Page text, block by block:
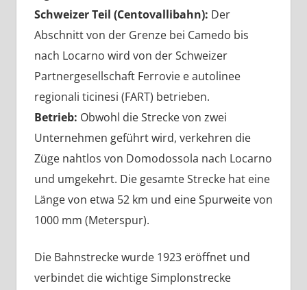
Schweizer Teil (Centovallibahn): Der
Abschnitt von der Grenze bei Camedo bis
nach Locarno wird von der Schweizer
Partnergesellschaft Ferrovie e autolinee
regionali ticinesi (FART) betrieben.
Betrieb: Obwohl die Strecke von zwei
Unternehmen geführt wird, verkehren die
Züge nahtlos von Domodossola nach Locarno
und umgekehrt. Die gesamte Strecke hat eine
Länge von etwa 52 km und eine Spurweite von
1000 mm (Meterspur).
Die Bahnstrecke wurde 1923 eröffnet und
verbindet die wichtige Simplonstrecke